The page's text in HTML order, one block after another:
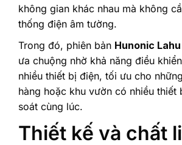
không gian khác nhau mà không
thống điện âm tường.
Trong đó, phiên bản Hunonic
ưa chuộng nhờ khả năng điều
nhiều thiết bị điện, tối ưu cho
hàng hoặc khu vườn có nhiều thiết
soát cùng lúc.
Thiết kế và chất